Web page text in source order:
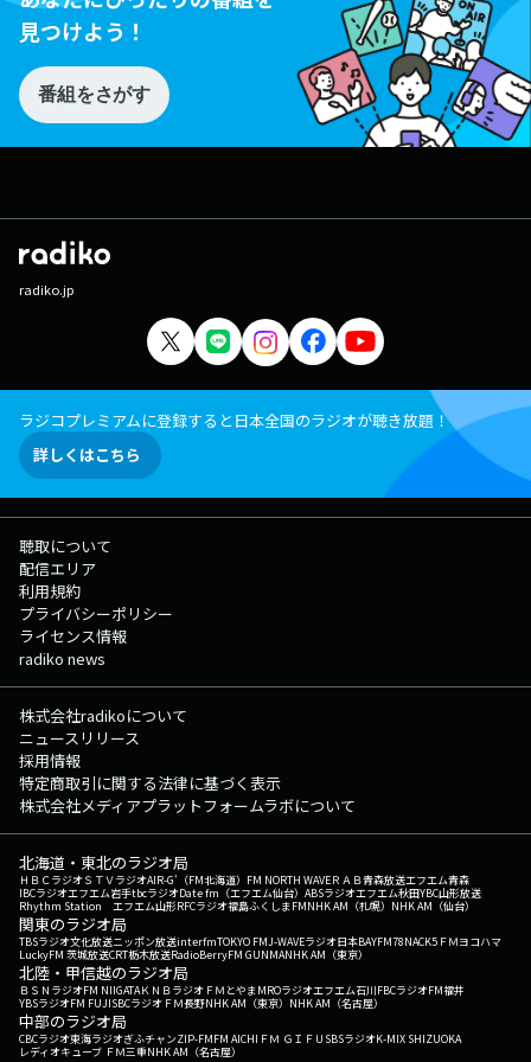
見つけよう！
番組をさがす
radiko.jp
ラジコプレミアムに登録すると日本全国のラジオが聴き放題！
詳しくはこちら
聴取について
配信エリア
利用規約
プライバシーポリシー
ライセンス情報
radiko news
株式会社radikoについて
ニュースリリース
採用情報
特定商取引に関する法律に基づく表示
株式会社メディアプラットフォームラボについて
北海道・東北のラジオ局
ＨＢＣラジオＳＴＶラジオAIR-G'（FM北海道） FM NORTH WAVEＲＡＢ青森放送エフエム青森
IBCラジオエフエム岩手tbcラジオDate fm（エフエム仙台） ABSラジオエフエム秋田YBC山形放送
Rhythm Station エフエム山形RFCラジオ福島ふくしまFMNHK AM（札幌） NHK AM（仙台）
関東のラジオ局
TBSラジオ文化放送ニッポン放送interfmTOKYO FMJ-WAVEラジオ日本BAYFM78NACK5 ＦＭヨコハマ
LuckyFM 茨城放送CRT栃木放送RadioBerryFM GUNMANHK AM（東京）
北陸・甲信越のラジオ局
ＢＳＮラジオFM NIIGATAＫＮＢラジオ ＦＭとやまMROラジオエフエム石川FBCラジオFM福井
YBSラジオFM FUJISBCラジオ ＦＭ長野NHK AM（東京） NHK AM（名古屋）
中部のラジオ局
CBCラジオ東海ラジオぎふチャンZIP-FMFM AICHI ＦＭ ＧＩＦＵ SBSラジオK-MIX SHIZUOKA
レディオキューブ ＦＭ三重NHK AM（名古屋）